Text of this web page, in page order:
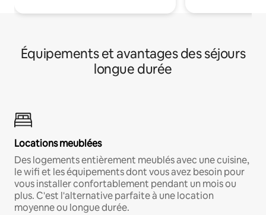
Équipements et avantages des séjours
longue durée
Locations meublées
Des logements entièrement meublés avec une cuisine,
le wifi et les équipements dont vous avez besoin pour
vous installer confortablement pendant un mois ou
plus. C'est l'alternative parfaite à une location
moyenne ou longue durée.